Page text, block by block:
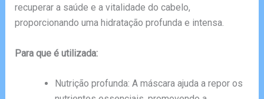
recuperar a saúde e a vitalidade do cabelo,
proporcionando uma hidratação profunda e intensa.
Para que é utilizada:
Nutrição profunda: A máscara ajuda a repor os